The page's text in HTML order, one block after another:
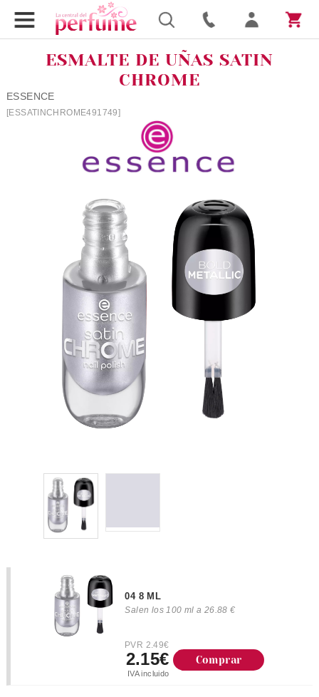
ESMALTE DE UÑAS SATIN
CHROME
ESSENCE
[ESSATINCHROME491749]
04 8 ML
Salen los 100 ml a 26.88 €
PVR 2.49€
2.15€
IVA incluido
Comprar